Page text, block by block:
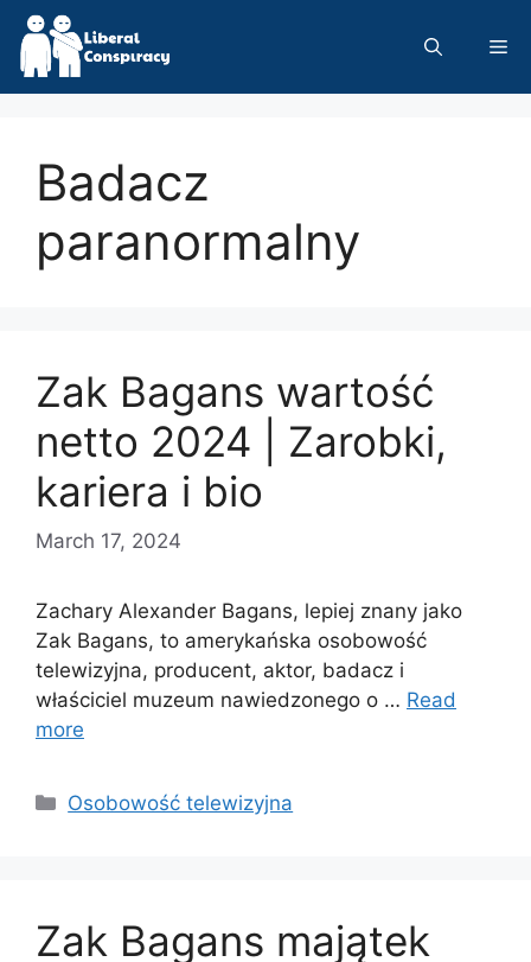
Skip
content
Badacz
paranormalny
Zak Bagans wartość
netto 2024 | Zarobki,
kariera i bio
March 17, 2024
Zachary Alexander Bagans, lepiej znany jako
Zak Bagans, to amerykańska osobowość
telewizyjna, producent, aktor, badacz i
właściciel muzeum nawiedzonego o … Read
more
Categories
Osobowość telewizyjna
Zak Bagans majątek